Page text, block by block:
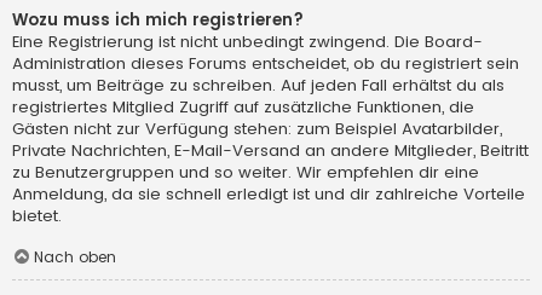
Wozu muss ich mich registrieren?
Eine Registrierung ist nicht unbedingt zwingend. Die Board-
Administration dieses Forums entscheidet, ob du registriert sein
musst, um Beiträge zu schreiben. Auf jeden Fall erhältst du als
registriertes Mitglied Zugriff auf zusätzliche Funktionen, die
Gästen nicht zur Verfügung stehen: zum Beispiel Avatarbilder,
Private Nachrichten, E-Mail-Versand an andere Mitglieder, Beitritt
zu Benutzergruppen und so weiter. Wir empfehlen dir eine
Anmeldung, da sie schnell erledigt ist und dir zahlreiche Vorteile
bietet.
Nach oben